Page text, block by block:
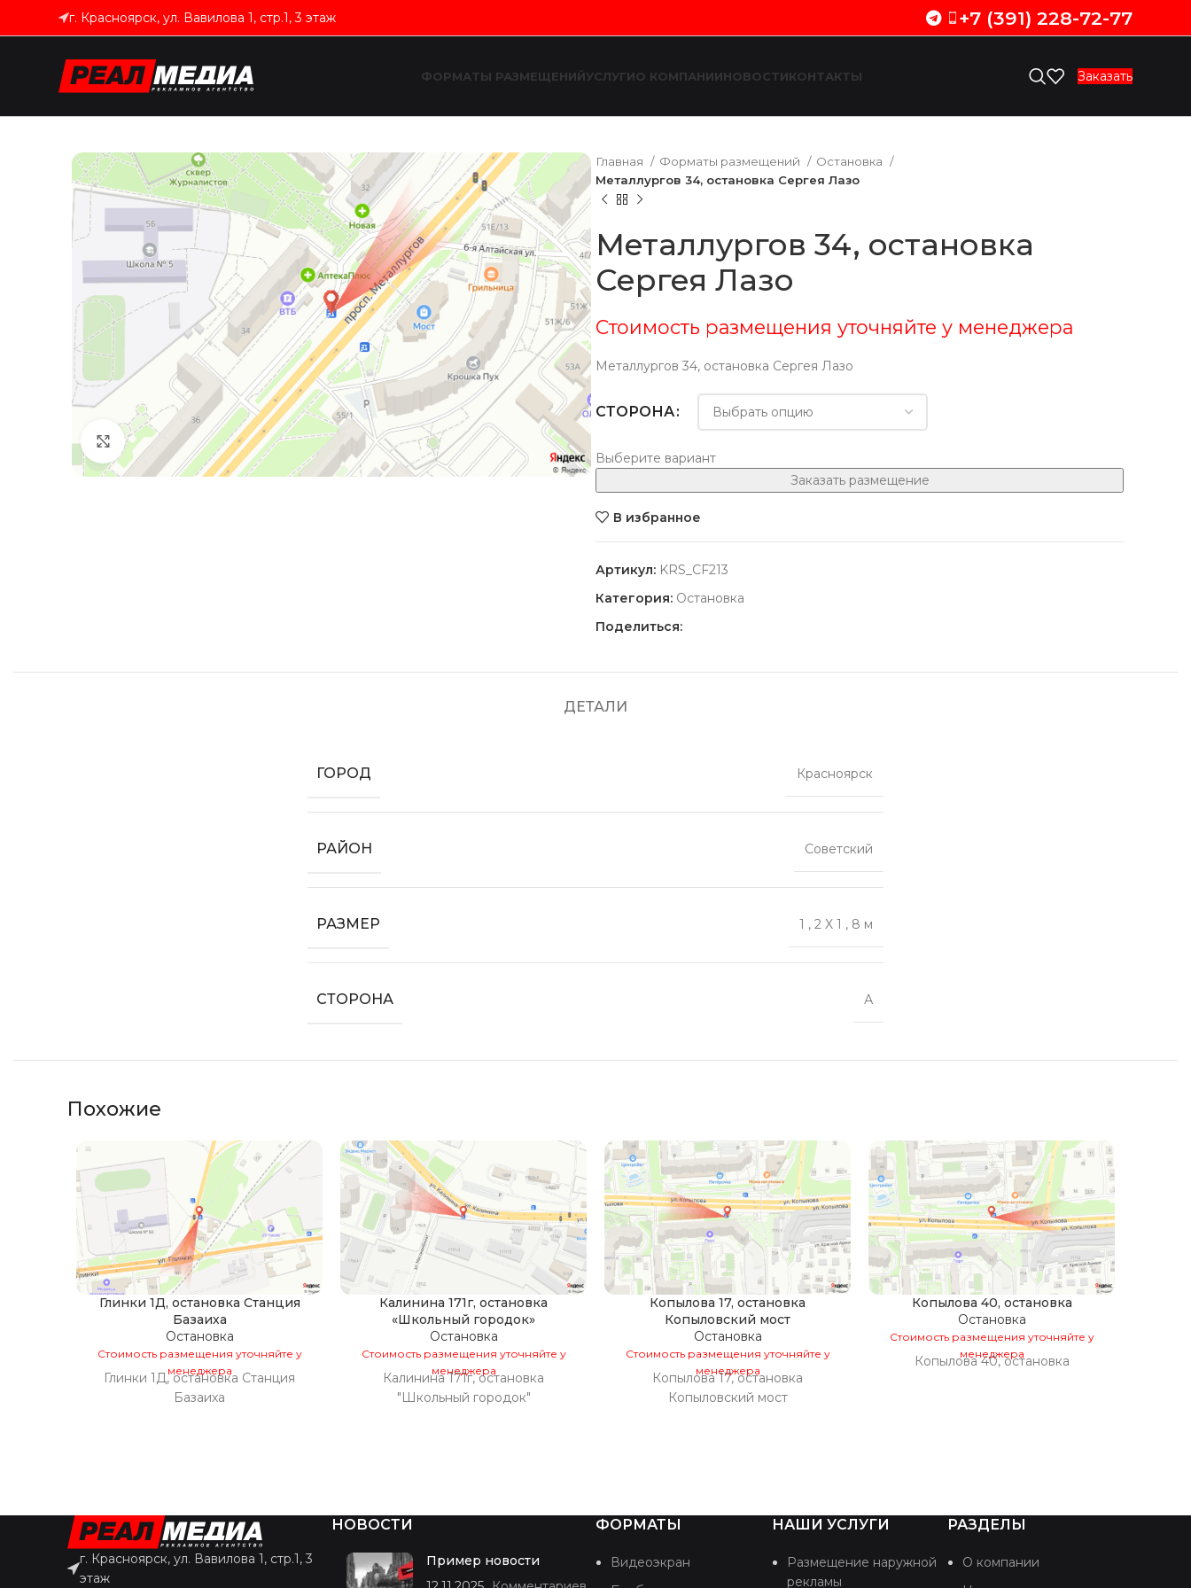
г. Красноярск, ул. Вавилова 1, стр.1, 3 этаж +7 (391) 228-72-77
ФОРМАТЫ РАЗМЕЩЕНИЙУСЛУГИО КОМПАНИИНОВОСТИКОНТАКТЫ Заказать
Увеличить
Главная Форматы размещений
Остановка
Металлургов 34, остановка Сергея Лазо
Металлургов 34, остановка
Сергея Лазо
Стоимость размещения уточняйте у менеджера
Металлургов 34, остановка Сергея Лазо
СТОРОНА
Выберите вариант
Заказать размещение
В избранное
Артикул: KRS_CF213
Категория: Остановка
Поделиться:
ДЕТАЛИ
ГОРОД Красноярск
РАЙОН Советский
РАЗМЕР 1 , 2 X 1 , 8 м
СТОРОНА А
Похожие
Глинки 1Д, остановка Станция
Базаиха
Остановка
Стоимость размещения уточняйте у
менеджера
Глинки 1Д, остановка Станция
Базаиха
Калинина 171г, остановка
«Школьный городок»
Остановка
Стоимость размещения уточняйте у
менеджера
Калинина 171г, остановка
"Школьный городок"
Копылова 17, остановка
Копыловский мост
Остановка
Стоимость размещения уточняйте у
менеджера
Копылова 17, остановка
Копыловский мост
Копылова 40, остановка
Остановка
Стоимость размещения уточняйте у
менеджера
Копылова 40, остановка
г. Красноярск, ул. Вавилова 1, стр.1, 3
этаж
НОВОСТИ
Пример новости
ФОРМАТЫ
Видеоэкран
НАШИ УСЛУГИ
Размещение наружной
рекламы
РАЗДЕЛЫ
О компании